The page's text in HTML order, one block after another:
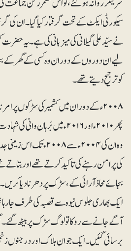
سیکورٹی ایکٹ کے تحت گرفتار کیا گیا۔ ان کی
نے سیّد علی گیلانی کی میزبانی کی ہے۔ یہ
لیے ان دوروں کے دوران وہ کسی کے گھر کے
کو ترجیح دیتے تھے۔
۲۰۰۸ء کے دوران میں کشمیر کی سڑکوں پر
پھر ۲۰۱۰ء اور ۲۰۱۶ءمیں بُرہان
وہ ان کی ۲۰۰۴ء سے
کی پرامن رہنے کی تاکید کرتے تھے اور
بجائے محاذآرائی کے، سڑک پر دھرنا دیا کریں ۔
ایک بھاری جلوس نیوہ سے قصبہ کی طرف جارہا
آگے جانے سے روکا تو لوگ سڑک پر بیٹھ گئے۔